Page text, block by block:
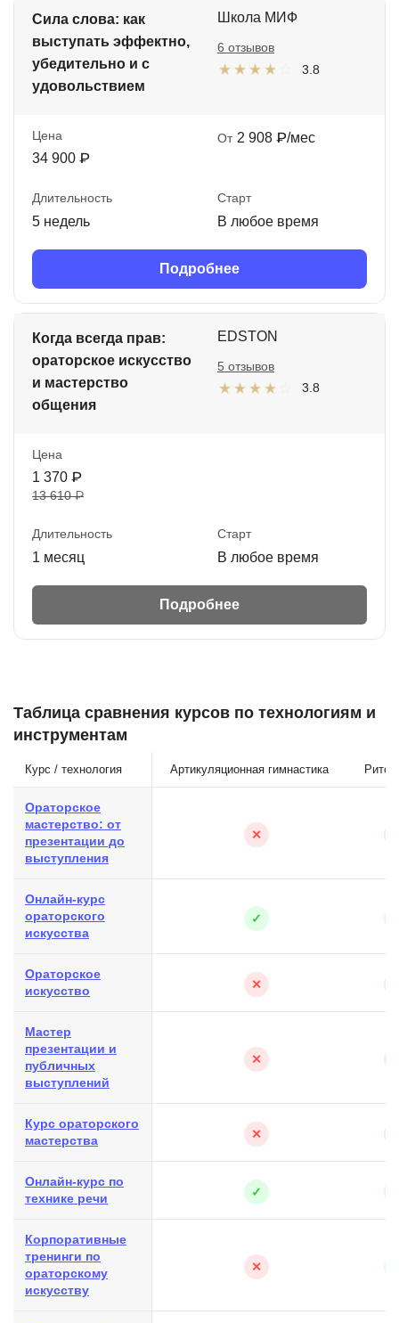
Сила слова: как
выступать эффектно,
убедительно и с
удовольствием
Школа МИФ
3.8
6 отзывов
Цена
34 900 ₽
От 2 908 ₽/мес
Длительность
5 недель
Старт
В любое время
Подробнее
Когда всегда прав:
ораторское искусство
и мастерство
общения
EDSTON
3.8
5 отзывов
Цена
1 370 ₽
13 610 ₽
Длительность
1 месяц
Старт
В любое время
Подробнее
Таблица сравнения курсов по технологиям и
инструментам
Курс / технология Артикуляционная гимнастика
Ораторское
мастерство: от
презентации до
выступления
✕
Онлайн-курс
ораторского
искусства
✓
Ораторское
искусство
✕
Мастер
презентации и
публичных
выступлений
✕
Курс ораторского
мастерства
✕
Онлайн-курс по
технике речи
✓
Корпоративные
тренинги по
ораторскому
искусству
✕